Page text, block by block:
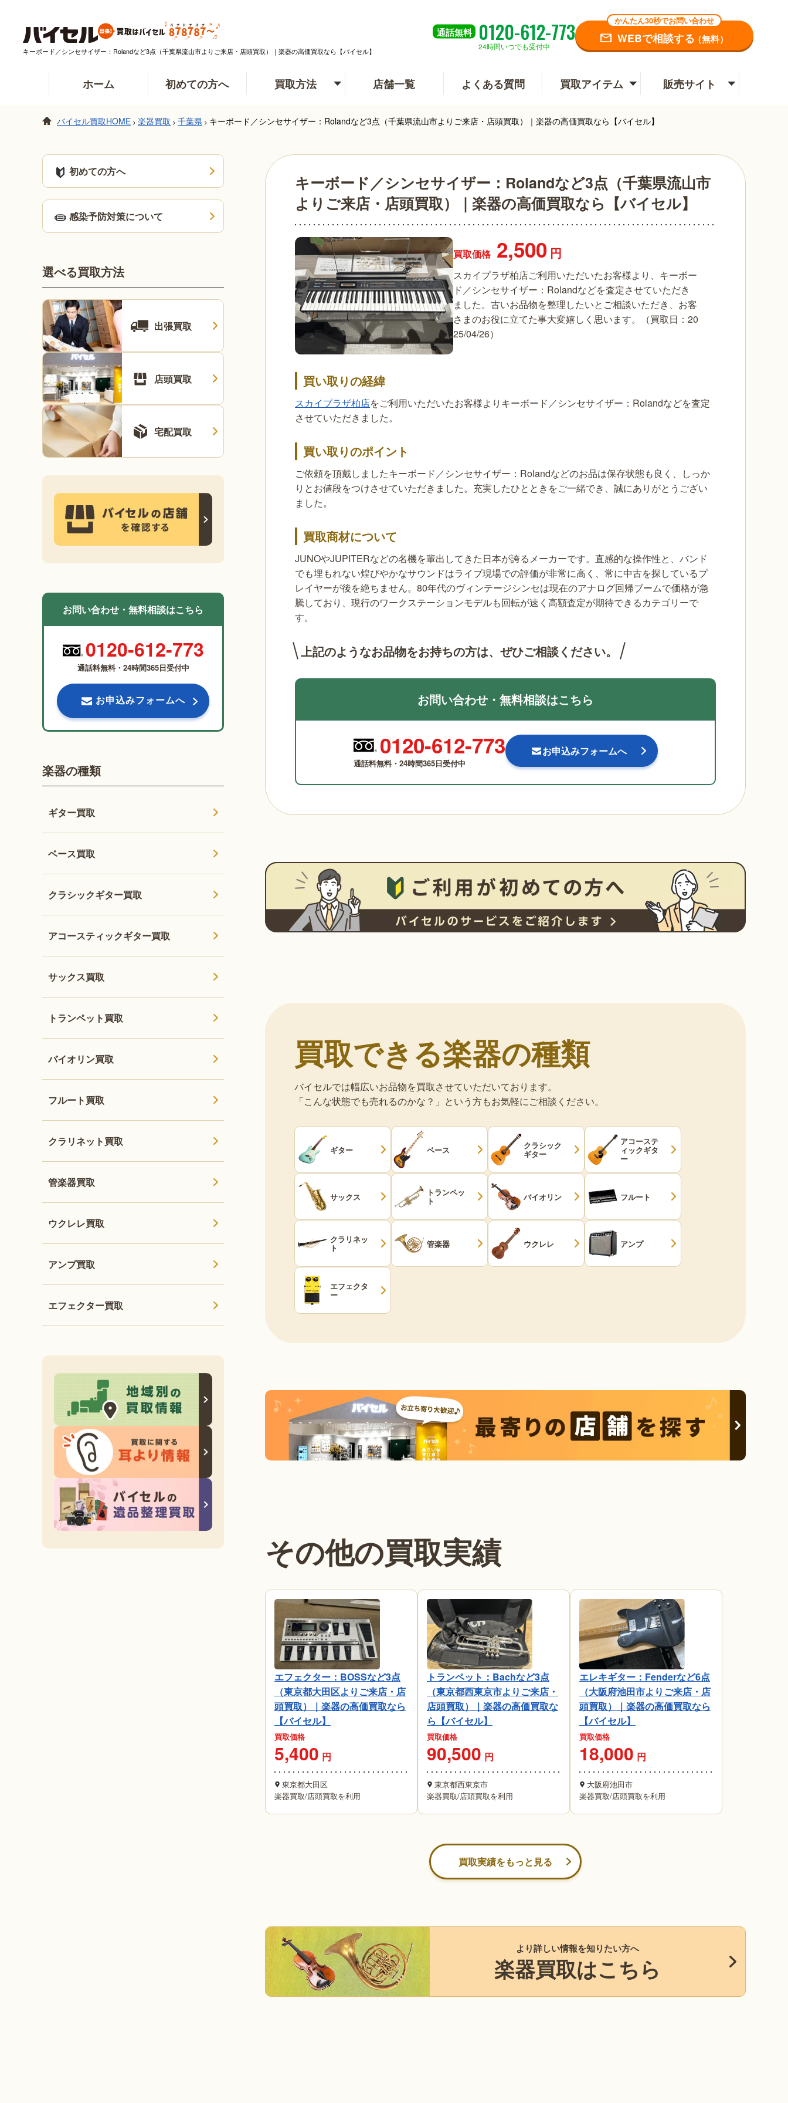
キーボード／シンセサイザー：Rolandなど3点（千葉県流山市よりご来店・店頭買取）｜楽器の高価買取なら【バイセル】
通話無料 0120-612-773
24時間いつでも受付中
かんたん30秒でお問い合わせ
WEBで相談する（無料）
ホーム 初めての方へ 買取方法 店舗一覧 よくある質問 買取アイテム 販売サイト
バイセル買取HOME > 楽器買取 > 千葉県 > キーボード／シンセサイザー：Rolandなど3点（千葉県流山市よりご来店・店頭買取）｜楽器の高価買取なら【バイセル】
キーボード／シンセサイザー：Rolandなど3点（千葉県流山市
よりご来店・店頭買取）｜楽器の高価買取なら【バイセル】
買取価格 2,500 円
スカイプラザ柏店ご利用いただいたお客様より、キーボー
ド／シンセサイザー：Rolandなどを査定させていただき
ました。古いお品物を整理したいとご相談いただき、お客
さまのお役に立てた事大変嬉しく思います。（買取日：20
25/04/26）
買い取りの経緯
スカイプラザ柏店をご利用いただいたお客様よりキーボード／シンセサイザー：Rolandなどを査定
させていただきました。
買い取りのポイント
ご依頼を頂戴しましたキーボード／シンセサイザー：Rolandなどのお品は保存状態も良く、しっか
りとお値段をつけさせていただきました。充実したひとときをご一緒でき、誠にありがとうござい
ました。
買取商材について
JUNOやJUPITERなどの名機を輩出してきた日本が誇るメーカーです。直感的な操作性と、バンド
でも埋もれない煌びやかなサウンドはライブ現場での評価が非常に高く、常に中古を探しているプ
レイヤーが後を絶ちません。80年代のヴィンテージシンセは現在のアナログ回帰ブームで価格が急
騰しており、現行のワークステーションモデルも回転が速く高額査定が期待できるカテゴリーで
す。
上記のようなお品物をお持ちの方は、 ぜひご相談ください。
お問い合わせ・無料相談はこちら
0120-612-773
通話料無料・24時間365日受付中
お申込みフォームへ
買取できる楽器の種類
バイセルでは幅広いお品物を買取させていただいております。
「こんな状態でも売れるのかな？」という方もお気軽にご相談ください。
ギター ベース クラシック
ギター
アコーステ
ィックギタ
ー
サックス トランペッ
ト バイオリン フルート
クラリネッ
ト 管楽器 ウクレレ アンプ
エフェクタ
ー
その他の買取実績
エフェクター：BOSSなど3点
（東京都大田区よりご来店・店
頭買取）｜楽器の高価買取なら
【バイセル】
買取価格
5,400 円
東京都大田区
楽器買取/店頭買取を利用
トランペット：Bachなど3点
（東京都西東京市よりご来店・
店頭買取）｜楽器の高価買取な
ら【バイセル】
買取価格
90,500 円
東京都西東京市
楽器買取/店頭買取を利用
エレキギター：Fenderなど6点
（大阪府池田市よりご来店・店
頭買取）｜楽器の高価買取なら
【バイセル】
買取価格
18,000 円
大阪府池田市
楽器買取/店頭買取を利用
買取実績をもっと見る
より詳しい情報を知りたい方へ
楽器買取はこちら
初めての方へ
感染予防対策について
選べる買取方法
出張買取
店頭買取
宅配買取
お問い合わせ・無料相談はこちら
0120-612-773
通話料無料・24時間365日受付中
お申込みフォームへ
楽器の種類
ギター買取
ベース買取
クラシックギター買取
アコースティックギター買取
サックス買取
トランペット買取
バイオリン買取
フルート買取
クラリネット買取
管楽器買取
ウクレレ買取
アンプ買取
エフェクター買取